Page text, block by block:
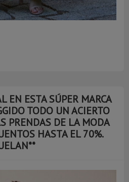
EN ESTA SÚPER MARCA
TODO UN ACIERTO
PRENDAS DE LA MODA
HASTA EL 70%.